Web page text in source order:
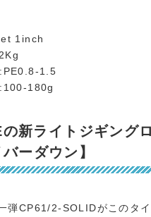
1inch
1.5
180g
新ライトジギング
ーダウン】
弾CP61/2-SOLIDがこのタイ